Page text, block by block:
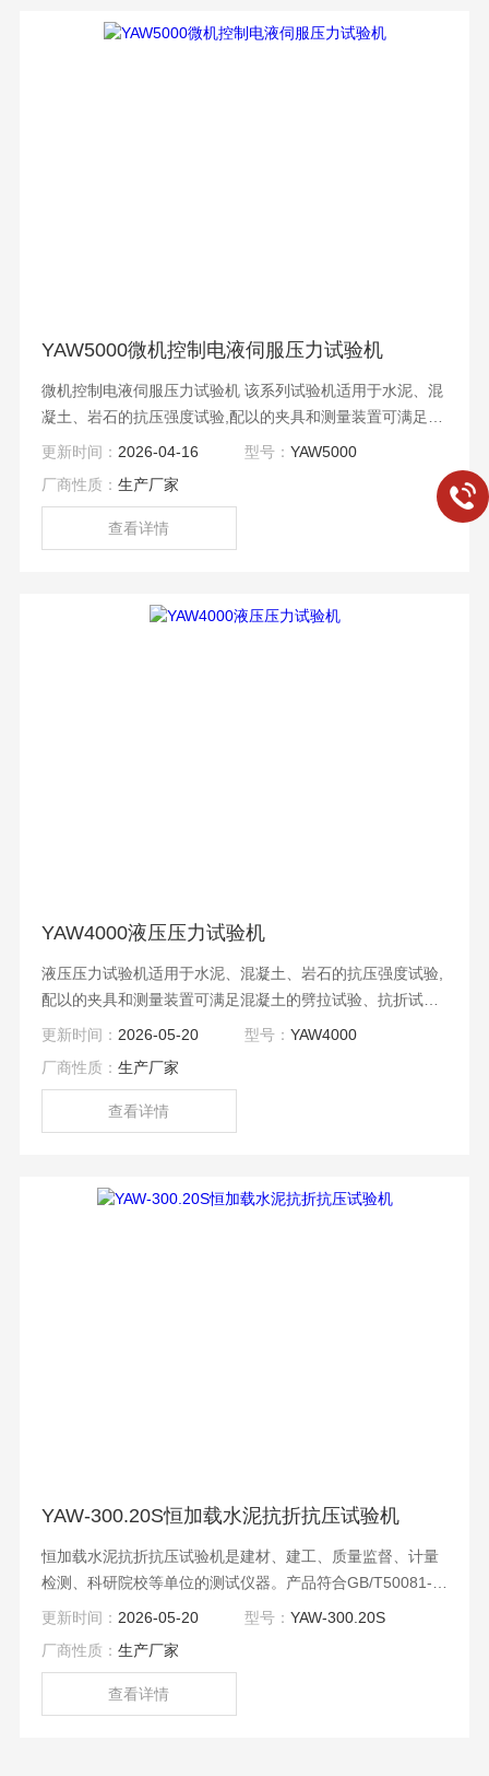
YAW5000微机控制电液伺服压力试验机
微机控制电液伺服压力试验机 该系列试验机适用于水泥、混
凝土、岩石的抗压强度试验,配以的夹具和测量装置可满足混
凝土的劈拉试验、抗折试验、静压弹性模量试验；也可应用
（或变形）测量通道。
更新时间： 2026-04-16 型号： YAW5000
厂商性质： 生产厂家
查看详情
YAW4000液压压力试验机
液压压力试验机适用于水泥、混凝土、岩石的抗压强度试验,
配以的夹具和测量装置可满足混凝土的劈拉试验、抗折试
验、静压弹性模量试验；也可应用于金属的压缩和顶锻试
更新时间： 2026-05-20 型号： YAW4000
厂商性质： 生产厂家
查看详情
YAW-300.20S恒加载水泥抗折抗压试验机
恒加载水泥抗折抗压试验机是建材、建工、质量监督、计量
检测、科研院校等单位的测试仪器。产品符合GB/T50081-
2002（ISO679：1989orEN196/1）标准中对压力试验机的
更新时间： 2026-05-20 型号： YAW-300.20S
厂商性质： 生产厂家
查看详情